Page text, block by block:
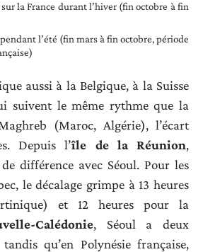
sur la France durant l’hiver (fin octobre à fin
l’été (fin mars à fin octobre, période
aussi à la Belgique, à la Suisse
suivent le même rythme que la
(Maroc, Algérie), l’écart
Depuis l’île de la Réunion,
différence avec Séoul. Pour les
le décalage grimpe à 13 heures
et 12 heures pour la
Calédonie, Séoul a deux
qu’en Polynésie française,